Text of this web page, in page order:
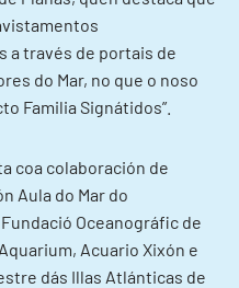
a través de portais de
do Mar, no que o noso
Familia Signátidos”.
coa colaboración de
Aula do Mar do
Oceanográfic de
Acuario Xixón e
dás Illas Atlánticas de